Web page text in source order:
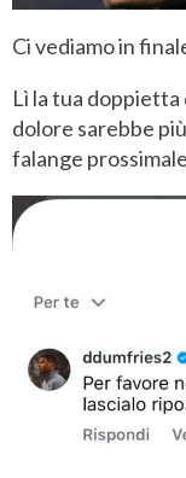
Ci vediamo in
Lì la tua doppietta
dolore sarebbe
falange